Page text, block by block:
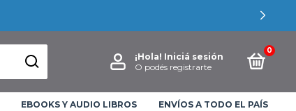
¡Hola! Iniciá sesión
O podés registrarte
0
EBOOKS Y AUDIO LIBROS
ENVÍOS A TODO EL PAÍS